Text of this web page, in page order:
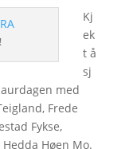
Kj
ek
t å
sj
med
Frede
Fykse,
Høen Mo.